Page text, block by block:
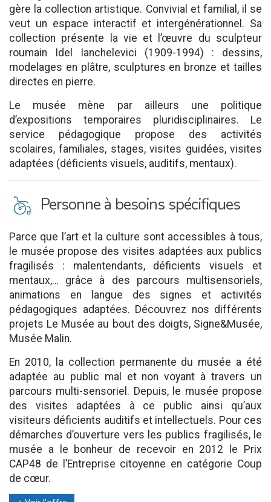
gère la collection artistique. Convivial et familial, il se
veut un espace interactif et intergénérationnel. Sa
collection présente la vie et l’œuvre du sculpteur
roumain Idel Ianchelevici (1909-1994) : dessins,
modelages en plâtre, sculptures en bronze et tailles
directes en pierre.
Le musée mène par ailleurs une politique
d’expositions temporaires pluridisciplinaires. Le
service pédagogique propose des activités
scolaires, familiales, stages, visites guidées, visites
adaptées (déficients visuels, auditifs, mentaux).
L Personne à besoins spécifiques
Parce que l’art et la culture sont accessibles à tous,
le musée propose des visites adaptées aux publics
fragilisés : malentendants, déficients visuels et
mentaux,… grâce à des parcours multisensoriels,
animations en langue des signes et activités
pédagogiques adaptées. Découvrez nos différents
projets Le Musée au bout des doigts, Signe&Musée,
Musée Malin.
En 2010, la collection permanente du musée a été
adaptée au public mal et non voyant à travers un
parcours multi-sensoriel. Depuis, le musée propose
des visites adaptées à ce public ainsi qu’aux
visiteurs déficients auditifs et intellectuels. Pour ces
démarches d’ouverture vers les publics fragilisés, le
musée a le bonheur de recevoir en 2012 le Prix
CAP48 de l’Entreprise citoyenne en catégorie Coup
de cœur.